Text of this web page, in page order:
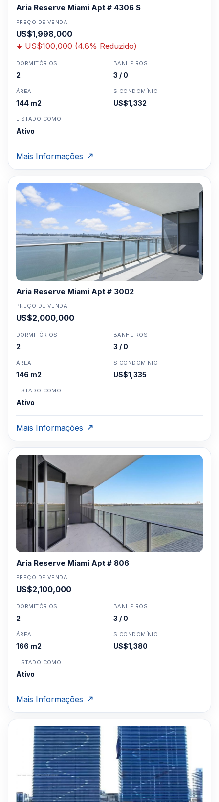
Aria Reserve Miami Apt # 4306 S
PREÇO DE VENDA
US$1,998,000
US$100,000 (4.8% Reduzido)
DORMITÓRIOS
2
BANHEIROS
3 / 0
ÁREA
144 m2
$ CONDOMÍNIO
US$1,332
LISTADO COMO
Ativo
Mais Informações
Aria Reserve Miami Apt # 3002
PREÇO DE VENDA
US$2,000,000
DORMITÓRIOS
2
BANHEIROS
3 / 0
ÁREA
146 m2
$ CONDOMÍNIO
US$1,335
LISTADO COMO
Ativo
Mais Informações
Aria Reserve Miami Apt # 806
PREÇO DE VENDA
US$2,100,000
DORMITÓRIOS
2
BANHEIROS
3 / 0
ÁREA
166 m2
$ CONDOMÍNIO
US$1,380
LISTADO COMO
Ativo
Mais Informações